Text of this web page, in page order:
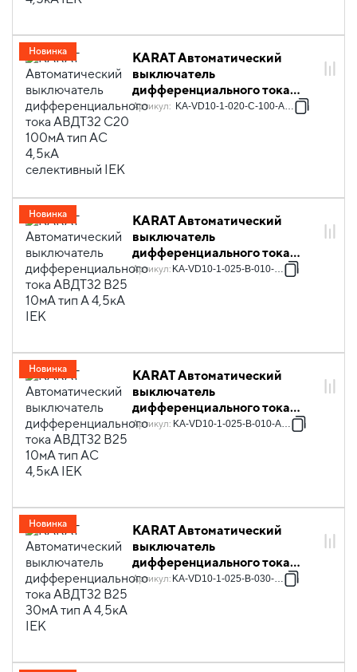
KARAT Автоматический
выключатель
дифференциального тока
АВДТ32 C20 100мА тип AC
Артикул: KA-VD10-1-020-C-100-AC-1S
Новинка
KARAT Автоматический
выключатель
дифференциального тока
АВДТ32 B25 10мА тип A 4,5кА
Артикул: KA-VD10-1-025-B-010-A-1
Новинка
KARAT Автоматический
выключатель
дифференциального тока
АВДТ32 B25 10мА тип AC
Артикул: KA-VD10-1-025-B-010-AC-1
Новинка
KARAT Автоматический
выключатель
дифференциального тока
АВДТ32 B25 30мА тип A 4,5кА
Артикул: KA-VD10-1-025-B-030-A-1
Новинка